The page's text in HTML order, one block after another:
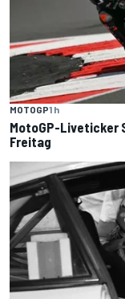
MOTOGP1 h
MotoGP-Liveticker
Freitag